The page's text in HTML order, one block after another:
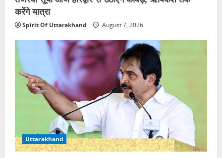
करेंगे यात्रा
Spirit Of Uttarakhand August 7, 2026
Uttarakhand